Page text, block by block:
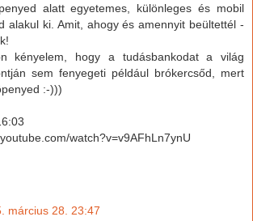
alatt egyetemes, különleges és mobil
alakul ki. Amit, ahogy és amennyit beültettél -
kényelem, hogy a tudásbankodat a világ
sem fenyegeti például brókercsőd, mert
:-)))
watch?v=v9AFhLn7ynU
március 28. 23:47